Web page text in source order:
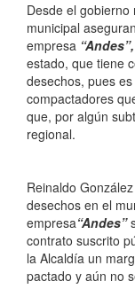
Desde el
municipal
empresa “Andes”,
estado, que tiene
desechos, pues
compactadores
que, por algún
regional.
Reinaldo
desechos en el
empresa“Andes”
contrato suscrito
la Alcaldía un
pactado y aún no